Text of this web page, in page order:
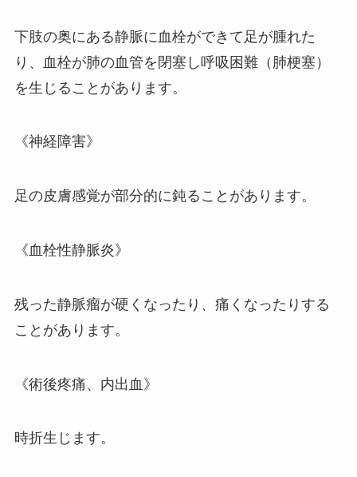
下肢の奥にある静脈に血栓ができて足が腫れた
り、血栓が肺の血管を閉塞し呼吸困難（肺梗塞）
を生じることがあります。
《神経障害》
足の皮膚感覚が部分的に鈍ることがあります。
《血栓性静脈炎》
残った静脈瘤が硬くなったり、痛くなったりする
ことがあります。
《術後疼痛、内出血》
時折生じます。